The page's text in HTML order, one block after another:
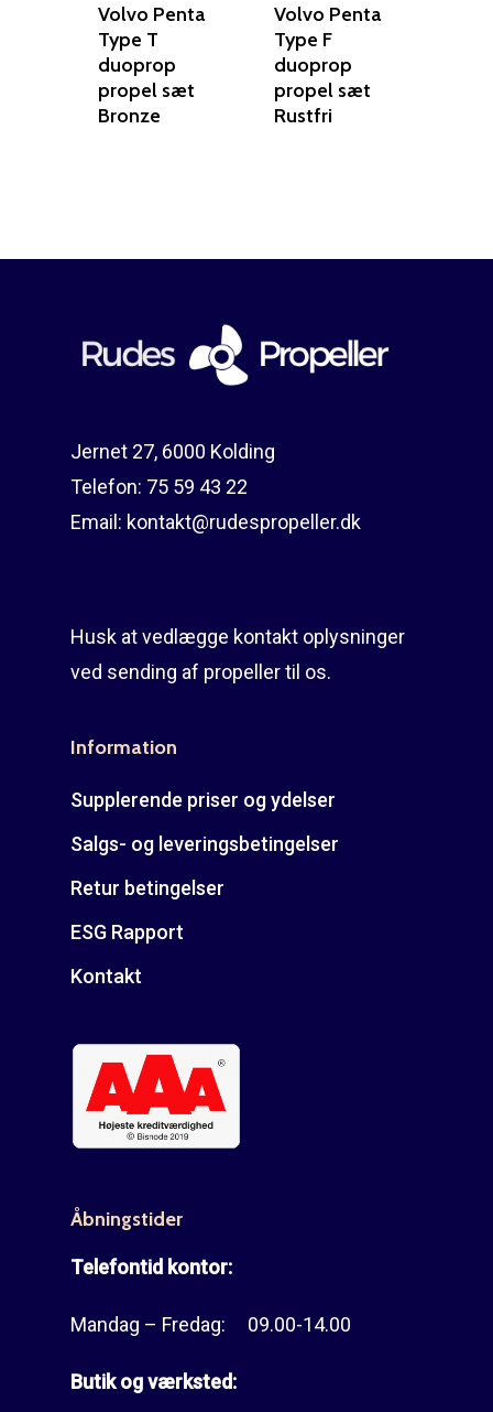
Volvo Penta
Type T
duoprop
propel sæt
Bronze
Volvo Penta
Type F
duoprop
propel sæt
Rustfri
Jernet 27, 6000 Kolding
Telefon: 75 59 43 22
Email: kontakt@rudespropeller.dk
Husk at vedlægge kontakt oplysninger
ved sending af propeller til os.
Information
Supplerende priser og ydelser
Salgs- og leveringsbetingelser
Retur betingelser
ESG Rapport
Kontakt
Åbningstider
Telefontid kontor:
Mandag – Fredag: 09.00-14.00
Butik og værksted: